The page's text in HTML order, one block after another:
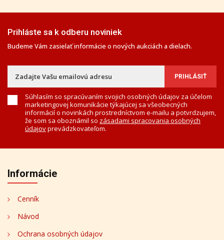
Prihláste sa k odberu noviniek
Budeme Vám zasielať informácie o nových aukciách a dielach.
Súhlasím so spracúvaním svojich osobných údajov za účelom
marketingovej komunikácie týkajúcej sa všeobecných
informácií o novinkách prostredníctvom e-mailu a potvrdzujem,
že som sa oboznámil so zásadami spracovania osobných
údajovprevádzkovateľom.
Informácie
Cenník
Návod
Ochrana osobných údajov